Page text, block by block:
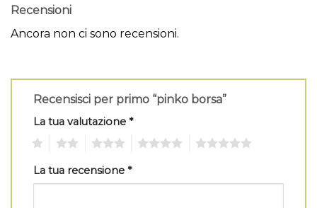
Recensioni
Ancora non ci sono recensioni.
Recensisci per primo “pinko borsa”
La tua valutazione *
La tua recensione *